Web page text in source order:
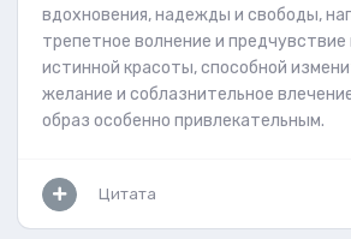
вдохновения, надежды и свободы,
трепетное волнение и
истинной красоты, способной
желание и соблазнительное
образ особенно привлекательным.
Цитата